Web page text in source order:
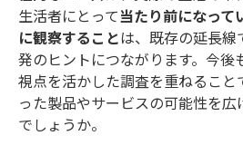
生活者にとって当たり前になって
に観察することは、既存の延長
発のヒントにつながります。今後
視点を活かした調査を重ねるこ
った製品やサービスの可能性を
でしょうか。